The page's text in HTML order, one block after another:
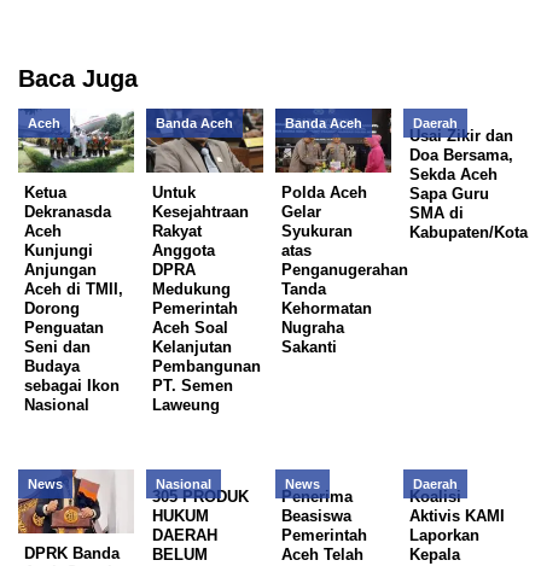
Baca Juga
Aceh
Ketua
Dekranasda
Aceh
Kunjungi
Anjungan
Aceh di TMII,
Dorong
Penguatan
Seni dan
Budaya
sebagai Ikon
Nasional
Banda Aceh
Untuk
Kesejahtraan
Rakyat
Anggota
DPRA
Medukung
Pemerintah
Aceh Soal
Kelanjutan
Pembangunan
PT. Semen
Laweung
Banda Aceh
Polda Aceh
Gelar
Syukuran
atas
Penganugerahan
Tanda
Kehormatan
Nugraha
Sakanti
Daerah
Usai Zikir dan
Doa Bersama,
Sekda Aceh
Sapa Guru
SMA di
Kabupaten/Kota
News
DPRK Banda
Nasional
305 PRODUK
HUKUM
DAERAH
BELUM
News
Penerima
Beasiswa
Pemerintah
Aceh Telah
Daerah
Koalisi
Aktivis KAMI
Laporkan
Kepala